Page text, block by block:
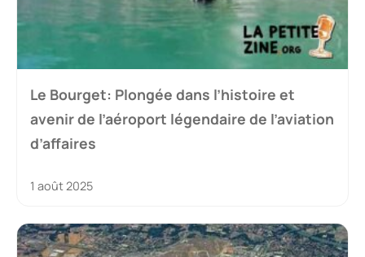
Le Bourget: Plongée dans l’histoire et
avenir de l’aéroport légendaire de l’aviation
d’affaires
1 août 2025